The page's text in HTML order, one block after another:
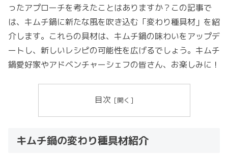
ったアプローチを考えたことはありますか？この記事で
は、キムチ鍋に新たな風を吹き込む「変わり種具材」を紹
介します。これらの具材は、キムチ鍋の味わいをアップデ
ートし、新しいレシピの可能性を広げるでしょう。キムチ
鍋愛好家やアドベンチャーシェフの皆さん、お楽しみに！
目次
キムチ鍋の変わり種具材紹介